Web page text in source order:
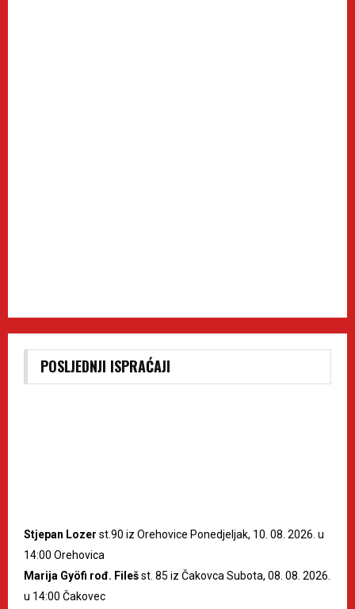
POSLJEDNJI ISPRAĆAJI
Stjepan Lozer st.90 iz Orehovice Ponedjeljak, 10. 08. 2026. u
14:00 Orehovica
Marija Gyöfi rođ. Filešst. 85 iz Čakovca Subota, 08. 08. 2026.
u 14:00 Čakovec